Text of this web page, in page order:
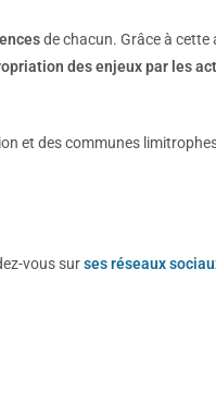
de chacun. Grâce à
des enjeux par les
et des communes
vous surses réseaux